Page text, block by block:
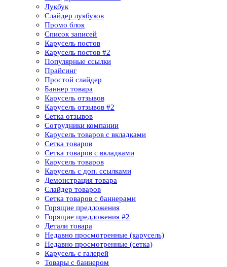
Лукбук
Слайдер лукбуков
Промо блок
Список записей
Карусель постов
Карусель постов #2
Популярные ссылки
Прайсинг
Простой слайдер
Баннер товара
Карусель отзывов
Карусель отзывов​ #2
Сетка отзывов
Сотрудники компании​
Карусель товаров с вкладками
Сетка товаров
Сетка товаров с вкладками​
Карусель товаров
Карусель с доп. ссылками
Демонстрация товара
Слайдер товаров
Сетка товаров с баннерами​
Горящие предложения
Горящие предложения​ #2
Детали товара
Недавно просмотренные (карусель)
Недавно просмотренные (сетка)​
Карусель с галерей
Товары с баннером